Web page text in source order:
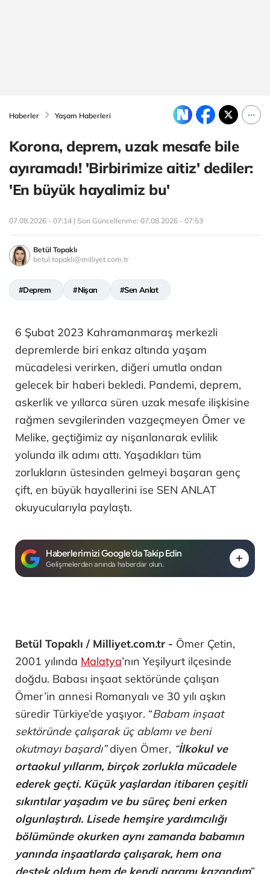
Haberler Yaşam Haberleri
Korona, deprem, uzak mesafe bile
ayıramadı! 'Birbirimize aitiz' dediler:
'En büyük hayalimiz bu'
07.08.2026 - 07:14 | Son Güncellenme: 07.08.2026 - 07:53
Betül Topaklı
betul.topakli@milliyet.com.tr
#Deprem #Nişan #Sen Anlat
6 Şubat 2023 Kahramanmaraş merkezli
depremlerde biri enkaz altında yaşam
mücadelesi verirken, diğeri umutla ondan
gelecek bir haberi bekledi. Pandemi, deprem,
askerlik ve yıllarca süren uzak mesafe ilişkisine
rağmen sevgilerinden vazgeçmeyen Ömer ve
Melike, geçtiğimiz ay nişanlanarak evlilik
yolunda ilk adımı attı. Yaşadıkları tüm
zorlukların üstesinden gelmeyi başaran genç
çift, en büyük hayallerini ise SEN ANLAT
okuyucularıyla paylaştı.
Haberlerimizi Google'da Takip Edin
Gelişmelerden anında haberdar olun.
Betül Topaklı / Milliyet.com.tr - Ömer Çetin,
2001 yılında Malatya’nın Yeşilyurt ilçesinde
doğdu. Babası inşaat sektöründe çalışan
Ömer’in annesi Romanyalı ve 30 yılı aşkın
süredir Türkiye’de yaşıyor. “Babam inşaat
sektöründe çalışarak üç ablamı ve beni
okutmayı başardı”diyen Ömer, “İlkokul ve
ortaokul yıllarım, birçok zorlukla mücadele
ederek geçti. Küçük yaşlardan itibaren çeşitli
sıkıntılar yaşadım ve bu süreç beni erken
olgunlaştırdı. Lisede hemşire yardımcılığı
bölümünde okurken aynı zamanda babamın
yanında inşaatlarda çalışarak, hem ona